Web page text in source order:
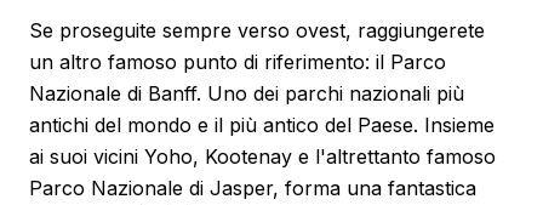
Se proseguite sempre verso ovest, raggiungerete
un altro famoso punto di riferimento: il Parco
Nazionale di Banff. Uno dei parchi nazionali più
antichi del mondo e il più antico del Paese. Insieme
ai suoi vicini Yoho, Kootenay e l'altrettanto famoso
Parco Nazionale di Jasper, forma una fantastica